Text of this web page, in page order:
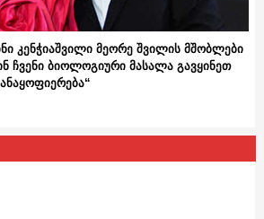
კენჭიაშვილი მეორე შვილის მშობლები
ჩვენი ბიოლოგიური მასალა გავყინეთ